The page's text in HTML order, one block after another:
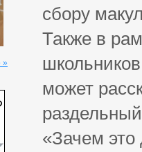
»
сбору
Также в
может
«Зачем это